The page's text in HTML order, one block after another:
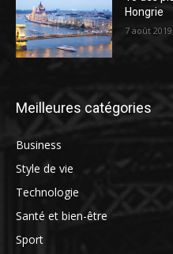
Hongrie
7 août
Meilleures catégories
Business
Style de vie
Technologie
Santé et bien-être
Sport